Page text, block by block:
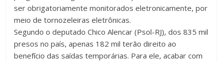
ser obrigatoriamente monitorados eletronicamente, por
meio de tornozeleiras eletrônicas.
Segundo o deputado Chico Alencar (Psol-RJ), dos 835 mil
presos no país, apenas 182 mil terão direito ao
benefício das saídas temporárias. Para ele, acabar com